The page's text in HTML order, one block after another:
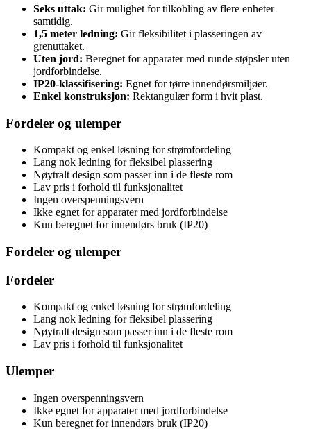
Seks uttak: Gir mulighet for tilkobling av flere enheter
samtidig.
1,5 meter ledning: Gir fleksibilitet i plasseringen av
grenuttaket.
Uten jord: Beregnet for apparater med runde støpsler uten
jordforbindelse.
IP20-klassifisering: Egnet for tørre innendørsmiljøer.
Enkel konstruksjon: Rektangulær form i hvit plast.
Fordeler og ulemper
Kompakt og enkel løsning for strømfordeling
Lang nok ledning for fleksibel plassering
Nøytralt design som passer inn i de fleste rom
Lav pris i forhold til funksjonalitet
Ingen overspenningsvern
Ikke egnet for apparater med jordforbindelse
Kun beregnet for innendørs bruk (IP20)
Fordeler og ulemper
Fordeler
Kompakt og enkel løsning for strømfordeling
Lang nok ledning for fleksibel plassering
Nøytralt design som passer inn i de fleste rom
Lav pris i forhold til funksjonalitet
Ulemper
Ingen overspenningsvern
Ikke egnet for apparater med jordforbindelse
Kun beregnet for innendørs bruk (IP20)